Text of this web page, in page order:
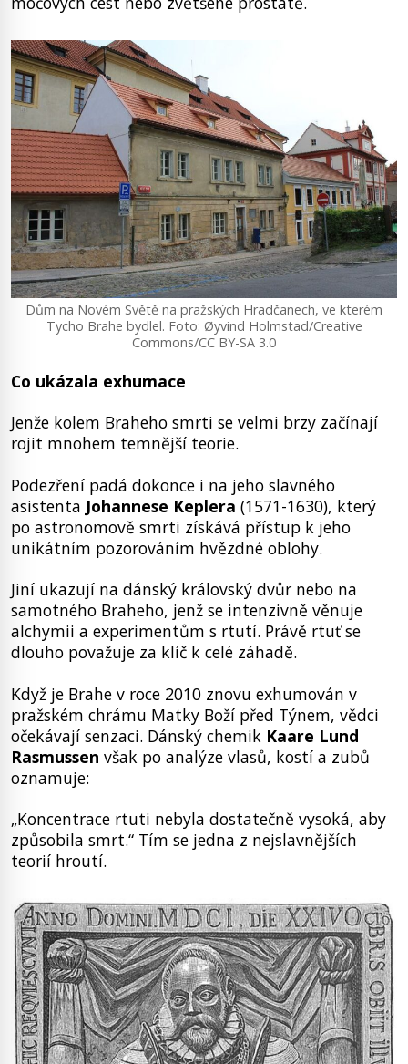
Dům na Novém Světě na pražských Hradčanech, ve kterém
Tycho Brahe bydlel. Foto: Øyvind Holmstad/Creative
Commons/CC BY-SA 3.0
Co ukázala exhumace
Jenže kolem Braheho smrti se velmi brzy začínají
rojit mnohem temnější teorie.
Podezření padá dokonce i na jeho slavného
asistenta Johannese Keplera (1571-1630), který
po astronomově smrti získává přístup k jeho
unikátním pozorováním hvězdné oblohy.
Jiní ukazují na dánský královský dvůr nebo na
samotného Braheho, jenž se intenzivně věnuje
alchymii a experimentům s rtutí. Právě rtuť se
dlouho považuje za klíč k celé záhadě.
Když je Brahe v roce 2010 znovu exhumován v
pražském chrámu Matky Boží před Týnem, vědci
očekávají senzaci. Dánský chemik Kaare Lund
Rasmussen však po analýze vlasů, kostí a zubů
oznamuje:
„Koncentrace rtuti nebyla dostatečně vysoká, aby
způsobila smrt.“ Tím se jedna z nejslavnějších
teorií hroutí.